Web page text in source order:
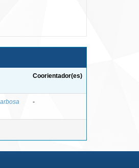
Coorientador(es)
-